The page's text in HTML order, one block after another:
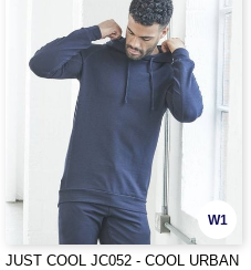
W1
JUST COOL JC052 - COOL URBAN